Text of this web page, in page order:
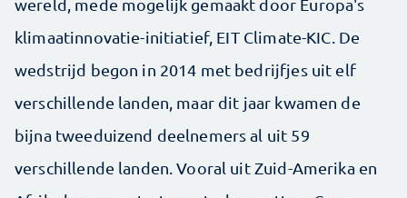
klimaatinnovatie-initiatief, EIT Climate-KIC. De
wedstrijd begon in 2014 met bedrijfjes uit elf
verschillende landen, maar dit jaar kwamen de
bijna tweeduizend deelnemers al uit 59
verschillende landen. Vooral uit Zuid-Amerika en